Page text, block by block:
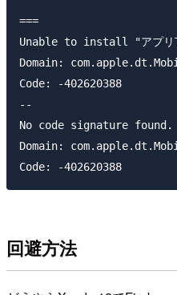
===
Unable to install "アプリ
Domain:
Code: -402620388
--
No code signature found.
Domain:
回避方法